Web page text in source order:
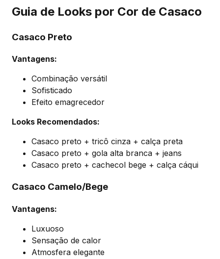
Guia de Looks por Cor de Casaco
Casaco Preto
Vantagens:
Combinação versátil
Sofisticado
Efeito emagrecedor
Looks Recomendados:
Casaco preto + tricô cinza + calça preta
Casaco preto + gola alta branca + jeans
Casaco preto + cachecol bege + calça cáqui
Casaco Camelo/Bege
Vantagens:
Luxuoso
Sensação de calor
Atmosfera elegante